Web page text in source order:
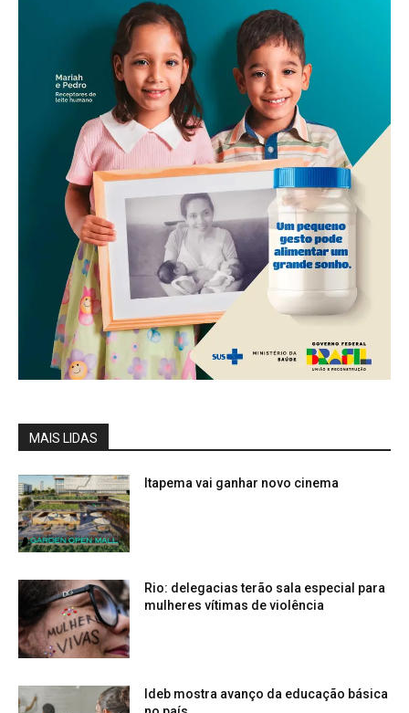
MAIS LIDAS
Itapema vai ganhar novo cinema
Rio: delegacias terão sala especial para
mulheres vítimas de violência
Ideb mostra avanço da educação básica